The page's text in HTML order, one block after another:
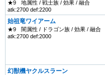
★9
地属性 / 戦士族 / 効果 / 融合
atk:2700 def:2200
始祖竜ワイアーム
★9
闇属性 / ドラゴン族 / 効果 / 融合
atk:2700 def:2000
幻獣機ヤクルスラーン